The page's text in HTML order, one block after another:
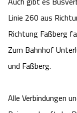
Linie 260 aus
Richtung Faßberg
Zum Bahnhof
und Faßberg.
Alle Verbindungen